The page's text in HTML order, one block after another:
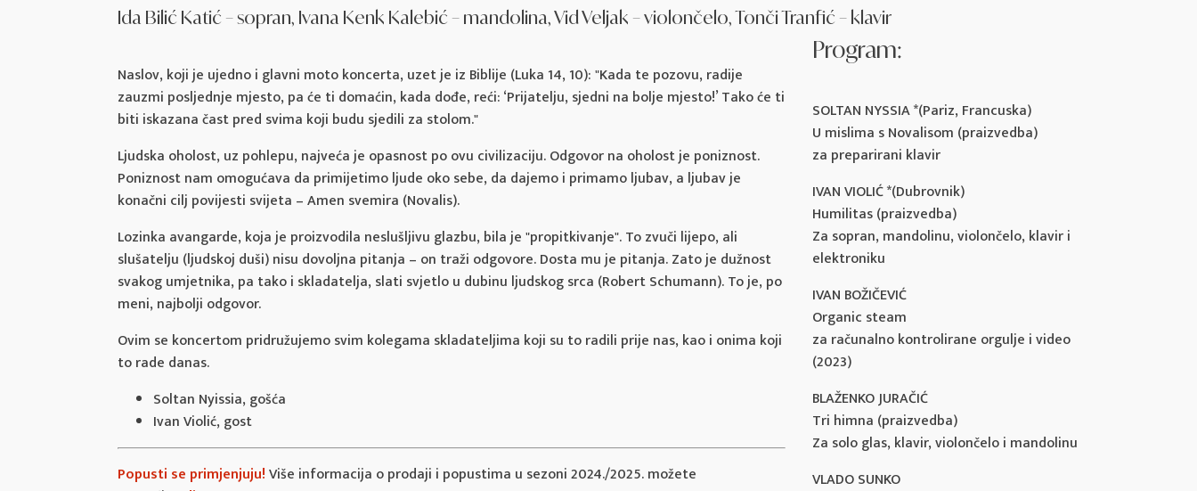
Ida Bilić Katić – sopran, Ivana Kenk Kalebić – mandolina, Vid Veljak – violončelo, Tonči Tranfić – klavir
Naslov, koji je ujedno i glavni moto koncerta, uzet je iz Biblije (Luka 14, 10): "Kada te pozovu, radije
zauzmi posljednje mjesto, pa će ti domaćin, kada dođe, reći: ‘Prijatelju, sjedni na bolje mjesto!’ Tako će ti
biti iskazana čast pred svima koji budu sjedili za stolom."
Ljudska oholost, uz pohlepu, najveća je opasnost po ovu civilizaciju. Odgovor na oholost je poniznost.
Poniznost nam omogućava da primijetimo ljude oko sebe, da dajemo i primamo ljubav, a ljubav je
konačni cilj povijesti svijeta – Amen svemira (Novalis).
Lozinka avangarde, koja je proizvodila neslušljivu glazbu, bila je "propitkivanje". To zvuči lijepo, ali
slušatelju (ljudskoj duši) nisu dovoljna pitanja – on traži odgovore. Dosta mu je pitanja. Zato je dužnost
svakog umjetnika, pa tako i skladatelja, slati svjetlo u dubinu ljudskog srca (Robert Schumann). To je, po
meni, najbolji odgovor.
Ovim se koncertom pridružujemo svim kolegama skladateljima koji su to radili prije nas, kao i onima koji
to rade danas.
Soltan Nyissia, gošća
Ivan Violić, gost
Popusti se primjenjuju!Više informacija o prodaji i popustima u sezoni 2024./2025. možete
Program:
SOLTAN NYSSIA *(Pariz, Francuska)
U mislima s Novalisom (praizvedba)
za preparirani klavir
IVAN VIOLIĆ *(Dubrovnik)
Humilitas (praizvedba)
Za sopran, mandolinu, violončelo, klavir i
elektroniku
IVAN BOŽIČEVIĆ
Organic steam
za računalno kontrolirane orgulje i video
(2023)
BLAŽENKO JURAČIĆ
Tri himna (praizvedba)
Za solo glas, klavir, violončelo i mandolinu
VLADO SUNKO